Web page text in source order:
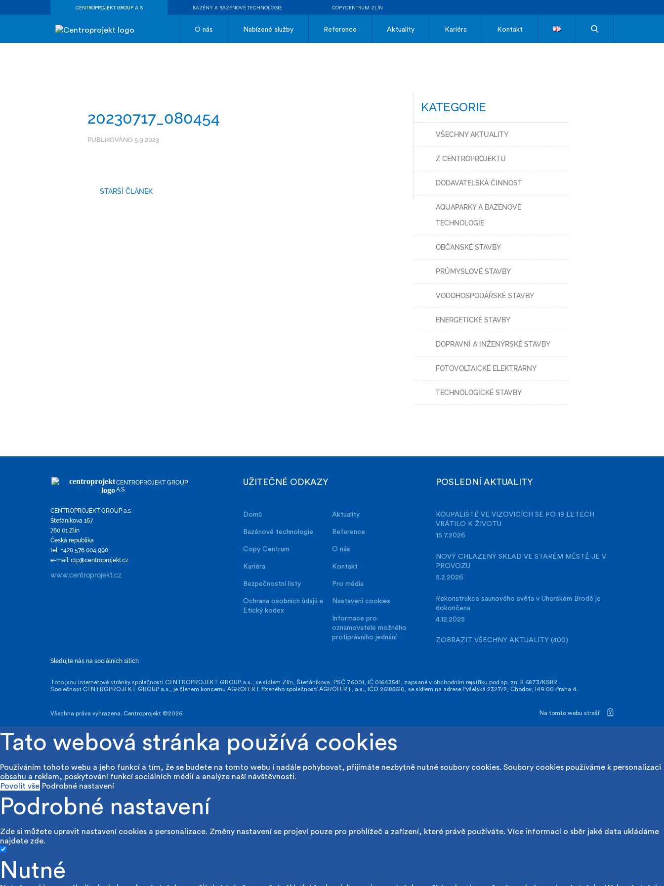
CENTROPROJEKT GROUP A.S BAZÉNY A BAZÉNOVÉ TECHNOLOGIE COPYCENTRUM ZLÍN
O nás Nabízené služby Reference Aktuality Kariéra Kontakt
20230717_080454
PUBLIKOVÁNO 5.9.2023
STARŠÍ ČLÁNEK
KATEGORIE
VŠECHNY AKTUALITY
Z CENTROPROJEKTU
DODAVATELSKÁ ČINNOST
AQUAPARKY A BAZÉNOVÉ
TECHNOLOGIE
OBČANSKÉ STAVBY
PRŮMYSLOVÉ STAVBY
VODOHOSPODÁŘSKÉ STAVBY
ENERGETICKÉ STAVBY
DOPRAVNÍ A INŽENÝRSKÉ STAVBY
FOTOVOLTAICKÉ ELEKTRÁRNY
TECHNOLOGICKÉ STAVBY
CENTROPROJEKT GROUP
A.S.
CENTROPROJEKT GROUP a.s.
Štefánikova 167
760 01 Zlín
Česká republika
tel.: +420 576 004 990
e-mail: ctp@centroprojekt.cz
www.centroprojekt.cz
UŽITEČNÉ ODKAZY
Domů Aktuality
Bazénové technologie Reference
Copy Centrum O nás
Kariéra Kontakt
Bezpečnostní listy Pro média
Ochrana osobních údajů a
Etický kodex
Nastavení cookies
Informace pro
oznamovatele možného
protiprávního jednání
POSLEDNÍ AKTUALITY
KOUPALIŠTĚ VE VIZOVICÍCH SE PO 19 LETECH
VRÁTILO K ŽIVOTU
15.7.2026
NOVÝ CHLAZENÝ SKLAD VE STARÉM MĚSTĚ JE V
PROVOZU
5.2.2026
Rekonstrukce saunového světa v Uherském Brodě je
dokončena
4.12.2025
ZOBRAZIT VŠECHNY AKTUALITY (400)
Sledujte nás na sociálních sítích
Toto jsou internetové stránky společnosti CENTROPROJEKT GROUP a.s., se sídlem Zlín, Štefánikova, PSČ 76001, IČ 01643541, zapsané v obchodním rejstříku pod sp. zn. B 6873/KSBR.
Společnost CENTROPROJEKT GROUP a.s., je členem koncernu AGROFERT řízeného společností AGROFERT, a.s., IČO 26185610, se sídlem na adrese Pyšelská 2327/2, Chodov, 149 00 Praha 4.
Všechna práva vyhrazena. Centroprojekt ©2026 Na tomto webu straší!
Tato webová stránka používá cookies
Používáním tohoto webu a jeho funkcí a tím, že se budete na tomto webu i nadále pohybovat, přijímáte nezbytně nutné soubory cookies. Soubory cookies používáme k personalizaci
obsahu a reklam, poskytování funkcí sociálních médií a analýze naší návštěvnosti.
Povolit vše Podrobné nastavení
Podrobné nastavení
Zde si můžete upravit nastavení cookies a personalizace. Změny nastavení se projeví pouze pro prohlížeč a zařízení, které právě používáte. Více informací o sběr jaké data ukládáme
najdete zde.
Nutné